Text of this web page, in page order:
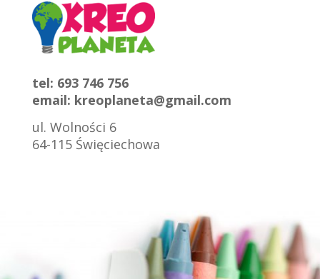
tel: 693 746 756
email: kreoplaneta@gmail.com
ul. Wolności 6
64-115 Święciechowa